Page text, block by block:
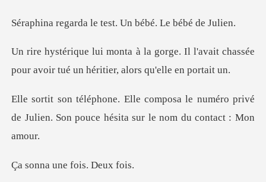
le test. Un bébé.
e. Il l'avait chassée
pour avoir tué u
le numéro privé
de Julien. Son pouce h
une fois.